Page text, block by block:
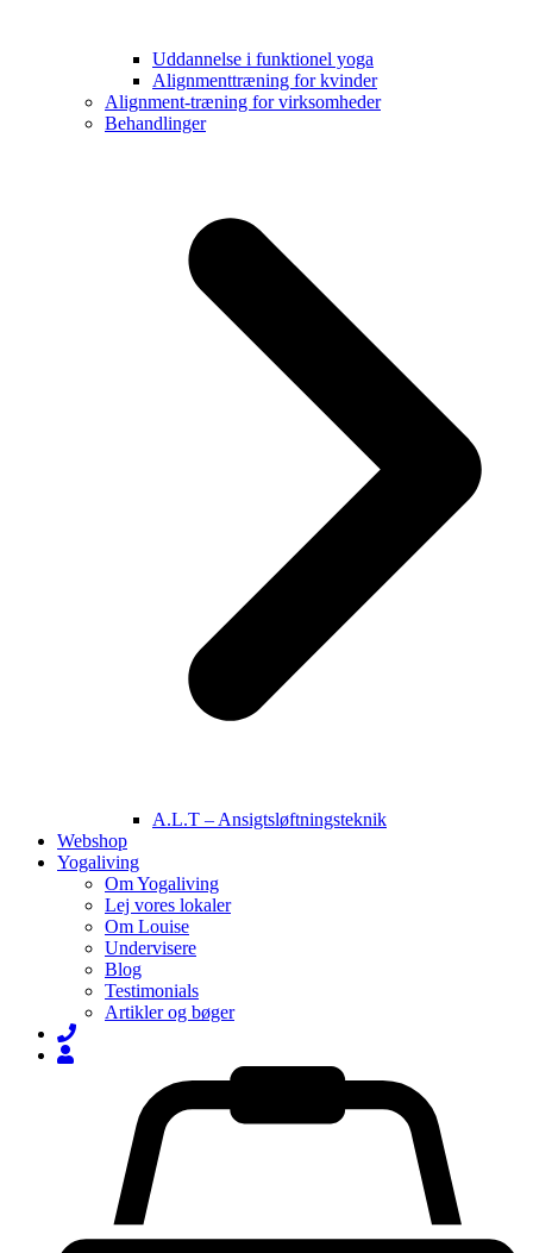
Uddannelse i funktionel yoga
Alignmenttræning for kvinder
Alignment-træning for virksomheder
Behandlinger
A.L.T – Ansigtsløftningsteknik
Webshop
Yogaliving
Om Yogaliving
Lej vores lokaler
Om Louise
Undervisere
Blog
Testimonials
Artikler og bøger